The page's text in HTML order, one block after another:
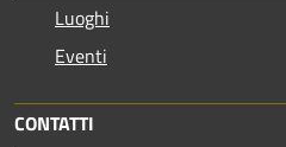
Luoghi
Eventi
CONTATTI